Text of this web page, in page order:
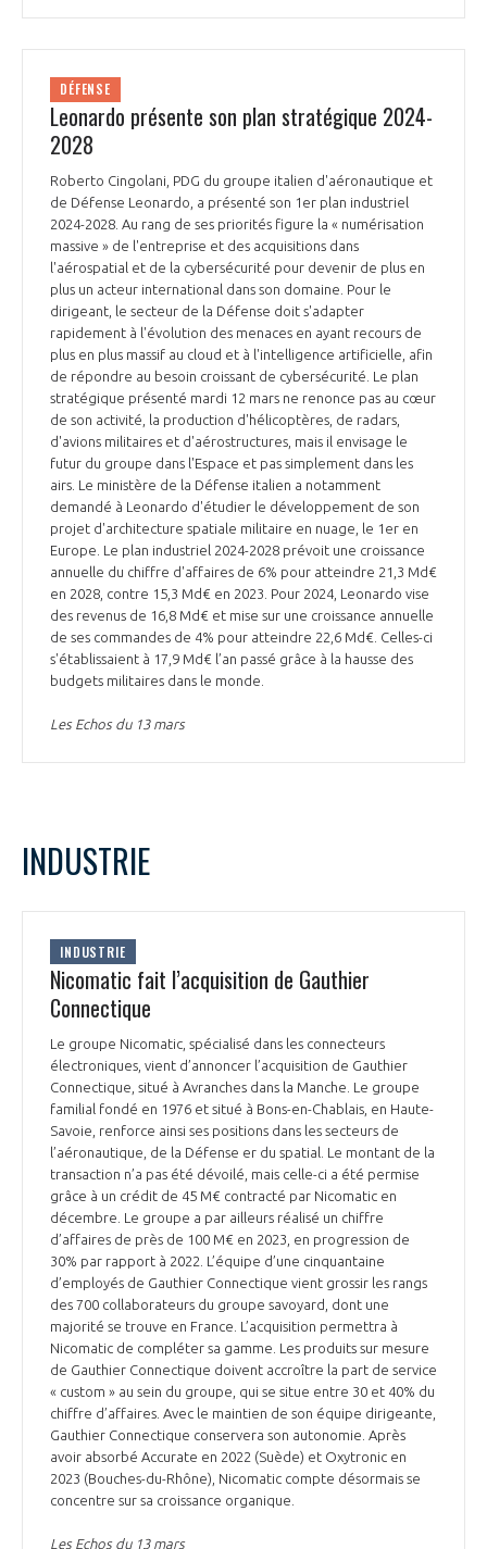
DÉFENSE
Leonardo présente son plan stratégique 2024-
2028
Roberto Cingolani, PDG du groupe italien d'aéronautique et
de Défense Leonardo, a présenté son 1er plan industriel
2024-2028. Au rang de ses priorités figure la « numérisation
massive » de l'entreprise et des acquisitions dans
l'aérospatial et de la cybersécurité pour devenir de plus en
plus un acteur international dans son domaine. Pour le
dirigeant, le secteur de la Défense doit s'adapter
rapidement à l'évolution des menaces en ayant recours de
plus en plus massif au cloud et à l'intelligence artificielle, afin
de répondre au besoin croissant de cybersécurité. Le plan
stratégique présenté mardi 12 mars ne renonce pas au cœur
de son activité, la production d'hélicoptères, de radars,
d'avions militaires et d'aérostructures, mais il envisage le
futur du groupe dans l'Espace et pas simplement dans les
airs. Le ministère de la Défense italien a notamment
demandé à Leonardo d'étudier le développement de son
projet d'architecture spatiale militaire en nuage, le 1er en
Europe. Le plan industriel 2024-2028 prévoit une croissance
annuelle du chiffre d'affaires de 6% pour atteindre 21,3 Md€
en 2028, contre 15,3 Md€ en 2023. Pour 2024, Leonardo vise
des revenus de 16,8 Md€ et mise sur une croissance annuelle
de ses commandes de 4% pour atteindre 22,6 Md€. Celles-ci
s'établissaient à 17,9 Md€ l’an passé grâce à la hausse des
budgets militaires dans le monde.
Les Echos du 13 mars
INDUSTRIE
INDUSTRIE
Nicomatic fait l’acquisition de Gauthier
Connectique
Le groupe Nicomatic, spécialisé dans les connecteurs
électroniques, vient d’annoncer l’acquisition de Gauthier
Connectique, situé à Avranches dans la Manche. Le groupe
familial fondé en 1976 et situé à Bons-en-Chablais, en Haute-
Savoie, renforce ainsi ses positions dans les secteurs de
l’aéronautique, de la Défense er du spatial. Le montant de la
transaction n’a pas été dévoilé, mais celle-ci a été permise
grâce à un crédit de 45 M€ contracté par Nicomatic en
décembre. Le groupe a par ailleurs réalisé un chiffre
d’affaires de près de 100 M€ en 2023, en progression de
30% par rapport à 2022. L’équipe d’une cinquantaine
d’employés de Gauthier Connectique vient grossir les rangs
des 700 collaborateurs du groupe savoyard, dont une
majorité se trouve en France. L’acquisition permettra à
Nicomatic de compléter sa gamme. Les produits sur mesure
de Gauthier Connectique doivent accroître la part de service
« custom » au sein du groupe, qui se situe entre 30 et 40% du
chiffre d’affaires. Avec le maintien de son équipe dirigeante,
Gauthier Connectique conservera son autonomie. Après
avoir absorbé Accurate en 2022 (Suède) et Oxytronic en
2023 (Bouches-du-Rhône), Nicomatic compte désormais se
concentre sur sa croissance organique.
Les Echos du 13 mars